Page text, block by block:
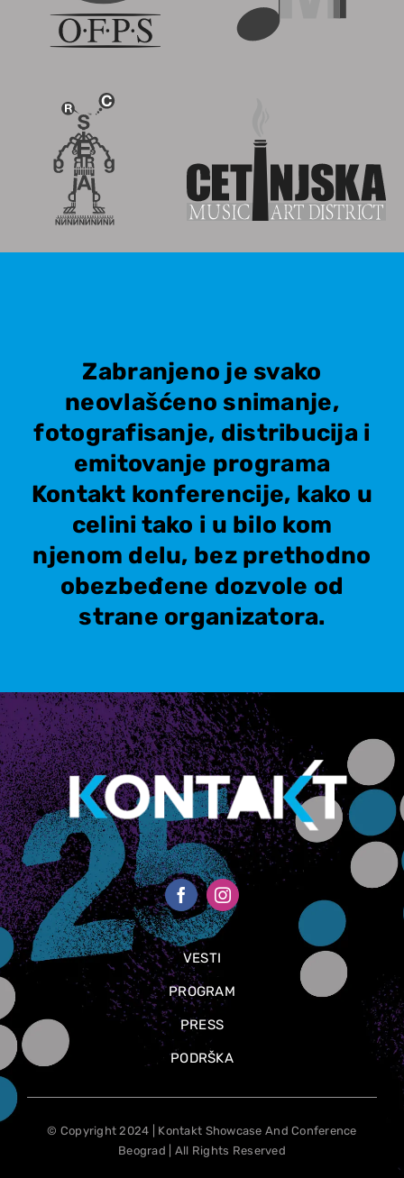
Zabranjeno je svako
neovlašćeno snimanje,
fotografisanje, distribucija i
emitovanje programa
Kontakt konferencije, kako u
celini tako i u bilo kom
njenom delu, bez prethodno
obezbeđene dozvole od
strane organizatora.
VESTI
PROGRAM
PRESS
PODRŠKA
© Copyright 2024 | Kontakt Showcase And Conference
Beograd | All Rights Reserved